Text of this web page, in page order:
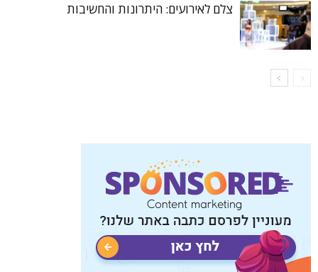
צלם לאירועים: היתרונות והחשיבות